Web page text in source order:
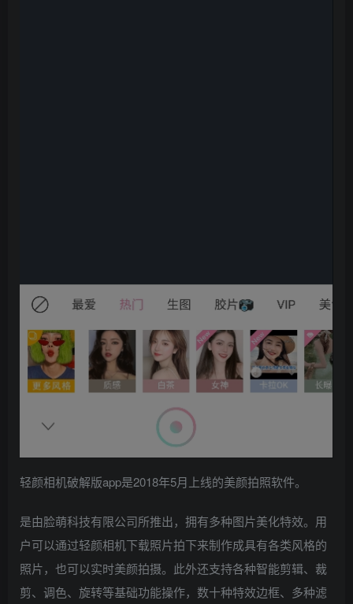
轻颜相机破解版app是2018年5月上线的美颜拍照软件。
是由脸萌科技有限公司所推出，拥有多种图片美化特效。用
户可以通过轻颜相机下载照片拍下来制作成具有各类风格的
照片，也可以实时美颜拍摄。此外还支持各种智能剪辑、裁
剪、调色、旋转等基础功能操作，数十种特效边框、多种滤